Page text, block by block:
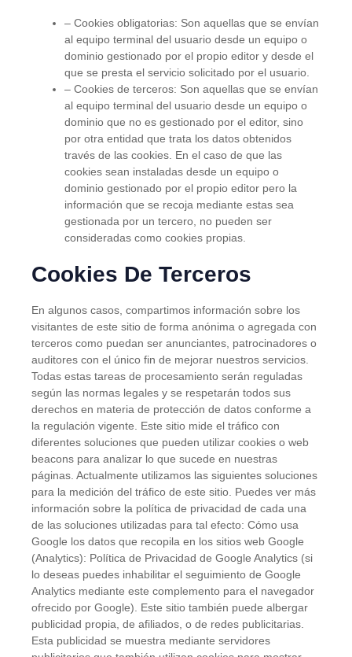
– Cookies obligatorias: Son aquellas que se envían
al equipo terminal del usuario desde un equipo o
dominio gestionado por el propio editor y desde el
que se presta el servicio solicitado por el usuario.
– Cookies de terceros: Son aquellas que se envían
al equipo terminal del usuario desde un equipo o
dominio que no es gestionado por el editor, sino
por otra entidad que trata los datos obtenidos
través de las cookies. En el caso de que las
cookies sean instaladas desde un equipo o
dominio gestionado por el propio editor pero la
información que se recoja mediante estas sea
gestionada por un tercero, no pueden ser
consideradas como cookies propias.
Cookies De Terceros
En algunos casos, compartimos información sobre los
visitantes de este sitio de forma anónima o agregada con
terceros como puedan ser anunciantes, patrocinadores o
auditores con el único fin de mejorar nuestros servicios.
Todas estas tareas de procesamiento serán reguladas
según las normas legales y se respetarán todos sus
derechos en materia de protección de datos conforme a
la regulación vigente. Este sitio mide el tráfico con
diferentes soluciones que pueden utilizar cookies o web
beacons para analizar lo que sucede en nuestras
páginas. Actualmente utilizamos las siguientes soluciones
para la medición del tráfico de este sitio. Puedes ver más
información sobre la política de privacidad de cada una
de las soluciones utilizadas para tal efecto: Cómo usa
Google los datos que recopila en los sitios web Google
(Analytics): Política de Privacidad de Google Analytics (si
lo deseas puedes inhabilitar el seguimiento de Google
Analytics mediante este complemento para el navegador
ofrecido por Google). Este sitio también puede albergar
publicidad propia, de afiliados, o de redes publicitarias.
Esta publicidad se muestra mediante servidores